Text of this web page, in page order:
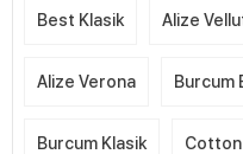
Best Klasik Alize
Alize Verona Burcum
Burcum Klasik